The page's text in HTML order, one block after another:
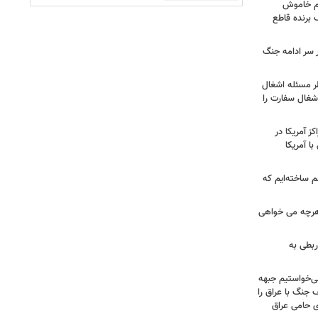
خاموش
قاطع
سر ادامه جنگ
مسئله اشغال
سفارت را
آمریکا در
آمریکا
ساخته‌ایم که
می خواهی
به
جبهه
جنگ با عراق را
حامی عراق